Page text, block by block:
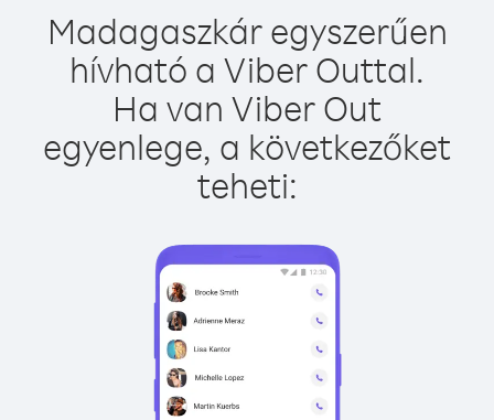
Madagaszkár egyszerűen
hívható a Viber Outtal.
Ha van Viber Out
egyenlege, a következőket
teheti: